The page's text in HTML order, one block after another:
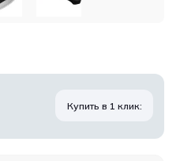
Купить в 1 клик: